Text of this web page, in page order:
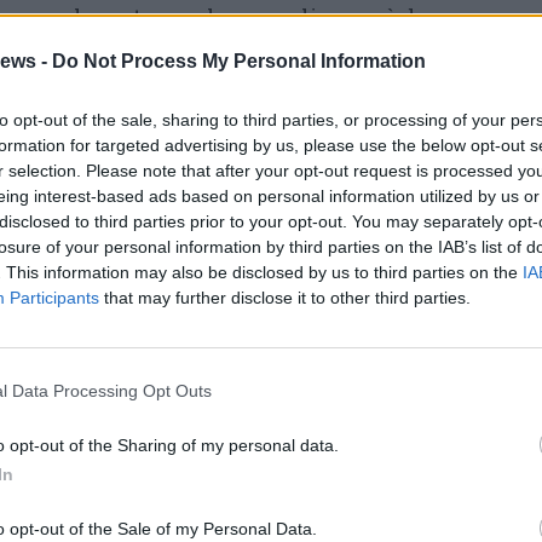
- Do Not Process My Personal Information
opt-out of the sale, sharing to third parties, or processing of your
for targeted advertising by us, please use the below opt-out
selection. Please note that after your opt-out request is processed
interest-based ads based on personal information utilized by us
to third parties prior to your opt-out. You may separately
of your personal information by third parties on the IAB’s list of
This information may also be disclosed by us to third parties on the
Participants that may further disclose it to other third parties.
Data Processing Opt Outs
opt-out of the Sharing of my personal data.
opt-out of the Sale of my Personal Data.
e con la certezza che accogliere può davvero
di crescita e di sviluppo per comunità
attivato proprio un protocollo per
attivo per i richiedenti asilo, cosicché essi
e investire sul proprio futuro.
nell’ultima riunione operativa
al Viminalefra il presidente dell’Anci,
con il ministro dell’Interno, Angelino
anche il sottosegretario Manzione e
civile e immigrazione, prefetto Mario
detto Fassino, «abbiamo sollecitato la